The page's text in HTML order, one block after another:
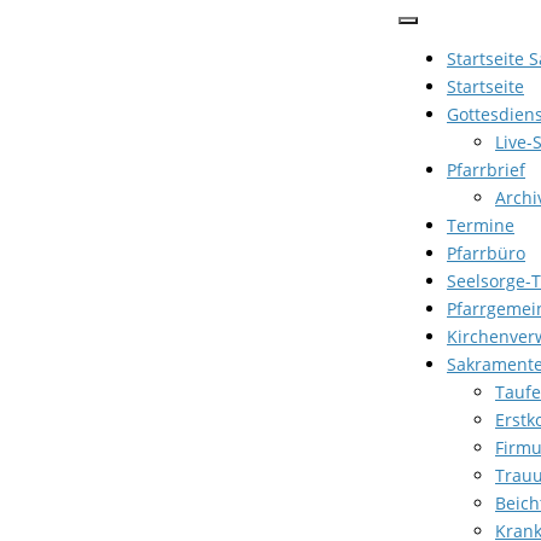
Startseite
Startseite
Live-
Pfarrbrief
Termine
Pfarrbüro
Seelsorge-
Taufe